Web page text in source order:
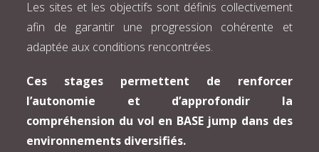
Les sites et les objectifs sont définis collectivement
afin de garantir une progression cohérente et
adaptée aux conditions rencontrées.
Ces stages permettent de renforcer
l’autonomie et d’approfondir la
compréhension du vol en BASE jump dans des
environnements diversifiés.